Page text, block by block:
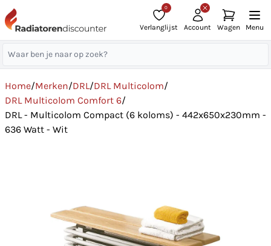
0
Verlanglijst Account Wagen Menu
Home/Merken/DRL/DRL Multicolom/
DRL Multicolom Comfort 6/
DRL - Multicolom Compact (6 koloms) - 442x650x230mm -
636 Watt - Wit